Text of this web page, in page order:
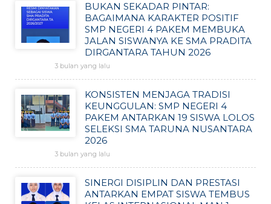
BUKAN SEKADAR PINTAR:
BAGAIMANA KARAKTER POSITIF
SMP NEGERI 4 PAKEM MEMBUKA
JALAN SISWANYA KE SMA PRADITA
DIRGANTARA TAHUN 2026
3 bulan yang lalu
KONSISTEN MENJAGA TRADISI
KEUNGGULAN: SMP NEGERI 4
PAKEM ANTARKAN 19 SISWA LOLOS
SELEKSI SMA TARUNA NUSANTARA
2026
3 bulan yang lalu
SINERGI DISIPLIN DAN PRESTASI
ANTARKAN EMPAT SISWA TEMBUS